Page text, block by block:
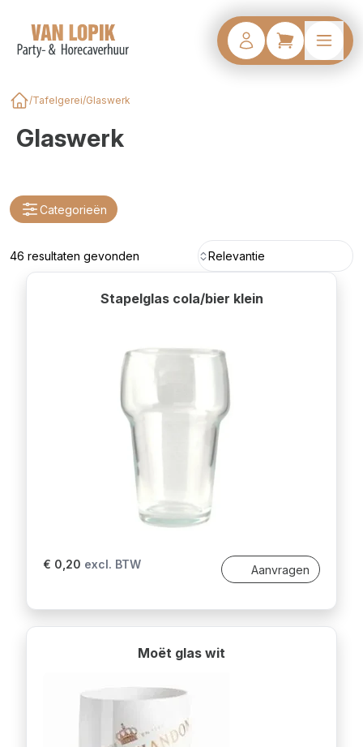
/Tafelgerei/Glaswerk
Glaswerk
Categorieën
46 resultaten gevonden Relevantie
Stapelglas cola/bier klein
€ 0,20 excl. BTW Aanvragen
Moët glas wit